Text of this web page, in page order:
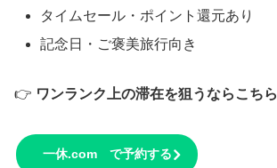
タイムセール・ポイント還元あり
記念日・ご褒美旅行向き
👉 ワンランク上の滞在を狙うならこちら
一休.com で予約する